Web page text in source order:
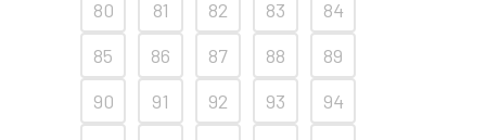
80
81 82 83
84
85
86 87 88
89
90
91 92 93
94